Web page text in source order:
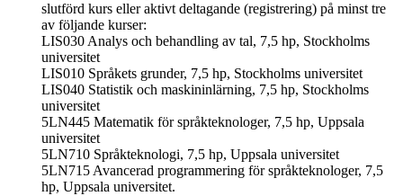
slutförd kurs eller aktivt deltagande (registrering) på minst tre
av följande kurser:
LIS030 Analys och behandling av tal, 7,5 hp, Stockholms
universitet
LIS010 Språkets grunder, 7,5 hp, Stockholms universitet
LIS040 Statistik och maskininlärning, 7,5 hp, Stockholms
universitet
5LN445 Matematik för språkteknologer, 7,5 hp, Uppsala
universitet
5LN710 Språkteknologi, 7,5 hp, Uppsala universitet
5LN715 Avancerad programmering för språkteknologer, 7,5
hp, Uppsala universitet.